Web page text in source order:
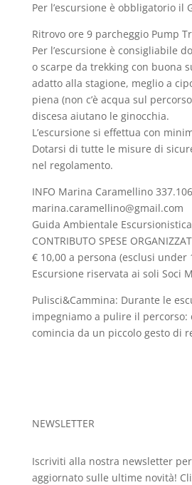
Per l’escursione è obbligatorio il
Ritrovo ore 9 parcheggio Pump
Per l’escursione è consigliabile
o scarpe da trekking con buona
adatto alla stagione, meglio a
piena (non c’è acqua sul
discesa aiutano le ginocchia.
L’escursione si effettua con
Dotarsi di tutte le misure di
nel regolamento.
INFO Marina Caramellino
marina.caramellino@gmail.com
Guida Ambientale
CONTRIBUTO SPESE
€ 10,00 a persona (esclusi under
Escursione riservata ai soli Soci
Pulisci&Cammina: Durante le
impegniamo a pulire il percorso:
comincia da un piccolo gesto di
NEWSLETTER
Iscriviti alla nostra newsletter
aggiornato sulle ultime novità!